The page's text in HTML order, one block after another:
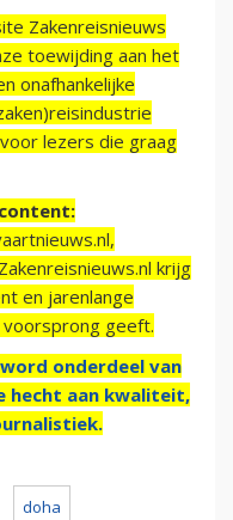
Zakenreisnieuws
toewijding aan het
onafhankelijke
lezers die graag
krijg
en jarenlange
geeft.
onderdeel van
hecht aan kwaliteit,
doha